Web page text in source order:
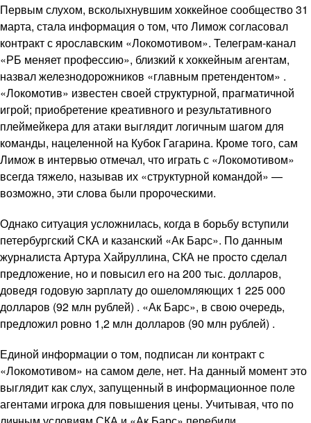
Первым слухом, всколыхнувшим хоккейное сообщество 31
марта, стала информация о том, что Лимож согласовал
контракт с ярославским «Локомотивом». Телеграм-канал
«РБ меняет профессию», близкий к хоккейным агентам,
назвал железнодорожников «главным претендентом» .
«Локомотив» известен своей структурной, прагматичной
игрой; приобретение креативного и результативного
плеймейкера для атаки выглядит логичным шагом для
команды, нацеленной на Кубок Гагарина. Кроме того, сам
Лимож в интервью отмечал, что играть с «Локомотивом»
всегда тяжело, называв их «структурной командой» —
возможно, эти слова были пророческими.
Однако ситуация усложнилась, когда в борьбу вступили
петербургский СКА и казанский «Ак Барс». По данным
журналиста Артура Хайруллина, СКА не просто сделал
предложение, но и повысил его на 200 тыс. долларов,
доведя годовую зарплату до ошеломляющих 1 225 000
долларов (92 млн рублей) . «Ак Барс», в свою очередь,
предложил ровно 1,2 млн долларов (90 млн рублей) .
Единой информации о том, подписан ли контракт с
«Локомотивом» на самом деле, нет. На данный момент это
выглядит как слух, запущенный в информационное поле
агентами игрока для повышения цены. Учитывая, что по